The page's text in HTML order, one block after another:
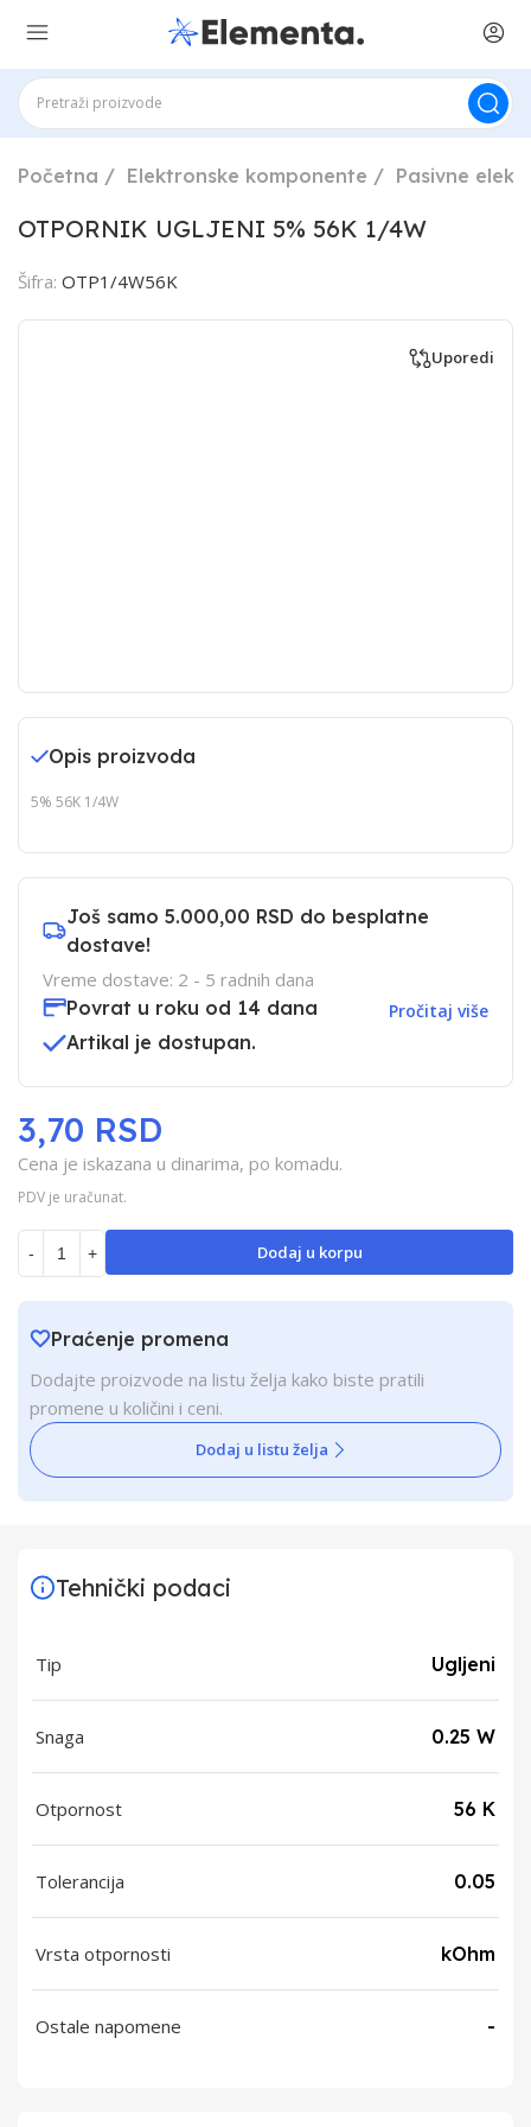
Početna Elektronske komponente Pasivne
OTPORNIK UGLJENI 5% 56K 1/4W
Šifra: OTP1/4W56K
Uporedi
Opis proizvoda
5% 56K 1/4W
Još samo 5.000,00 RSD do besplatne
dostave!
Vreme dostave: 2 - 5 radnih dana
Povrat u roku od 14 dana
Pročitaj više
Artikal je dostupan.
Cena je iskazana u dinarima, po komadu.
PDV je uračunat.
3,70 RSD
- + Dodaj u korpu
Praćenje promena
Dodajte proizvode na listu želja kako biste pratili
promene u količini i ceni.
Dodaj u listu želja
Tehnički podaci
Tip Ugljeni
Snaga 0.25 W
Otpornost 56 K
Tolerancija 0.05
Vrsta otpornosti kOhm
Ostale napomene -